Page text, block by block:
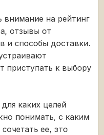
внимание на рейтинг
отзывы от
и способы доставки.
приступать к выбору
каких целей
понимать, с каким
ее, это